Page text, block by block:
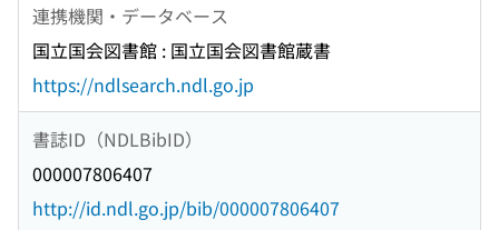
連携機関・データベース
国立国会図書館 : 国立国会図書館蔵書
https://ndlsearch.ndl.go.jp
書誌ID（NDLBibID）
000007806407
http://id.ndl.go.jp/bib/000007806407